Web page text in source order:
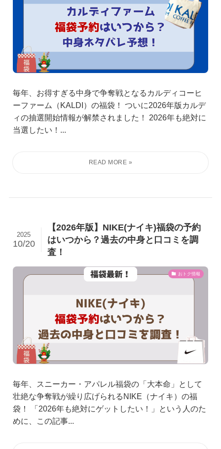
毎年、お得すぎる中身で争奪戦となるカルディコーヒ
ーファーム（KALDI）の福袋！ ついに2026年版カルデ
ィの抽選開始情報が解禁されました！ 2026年も絶対に
当選したい！...
【2026年版】NIKE(ナイキ)福袋の予約
はいつから？過去の中身と口コミを調
査！
2025
10/20
おトク情報
毎年、スニーカー・アパレル福袋の「大本命」として
壮絶な争奪戦が繰り広げられるNIKE（ナイキ）の福
袋！ 「2026年も絶対にゲットしたい！」という人のた
めに、この記事...